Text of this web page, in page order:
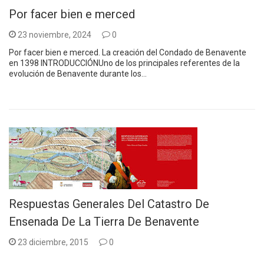
Por facer bien e merced
23 noviembre, 2024
0
Por facer bien e merced. La creación del Condado de Benavente
en 1398 INTRODUCCIÓNUno de los principales referentes de la
evolución de Benavente durante los…
Respuestas Generales Del Catastro De
Ensenada De La Tierra De Benavente
23 diciembre, 2015
0